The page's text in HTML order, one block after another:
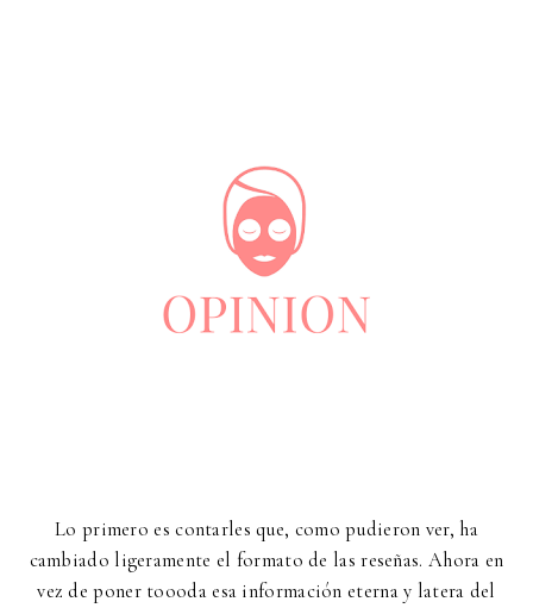
Lo primero es contarles que, como pudieron ver, ha
cambiado ligeramente el formato de las reseñas. Ahora en
vez de poner toooda esa información eterna y latera del